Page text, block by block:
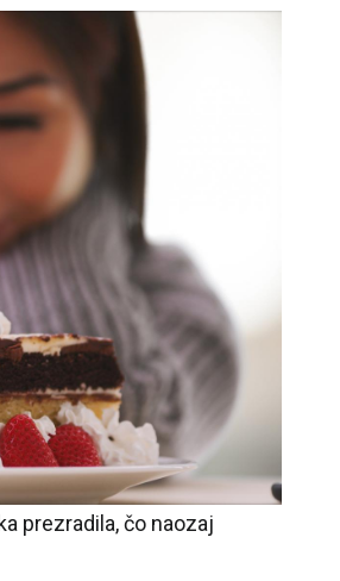
prezradila, čo naozaj